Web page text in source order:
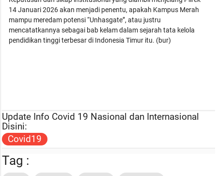
14 Januari 2026 akan menjadi penentu, apakah Kampus Merah
mampu meredam potensi “Unhasgate”, atau justru
mencatatkannya sebagai bab kelam dalam sejarah tata kelola
pendidikan tinggi terbesar di Indonesia Timur itu. (bur)
Update Info Covid 19 Nasional dan Internasional
Disini:
Covid19
Tag :